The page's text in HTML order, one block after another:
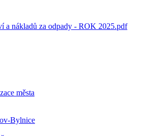
a nákladů za odpady - ROK 2025.pdf
města
Bylnice